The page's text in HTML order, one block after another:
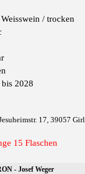
wein / trocken
2028
17, 39057
15 Flaschen
- Josef Weger